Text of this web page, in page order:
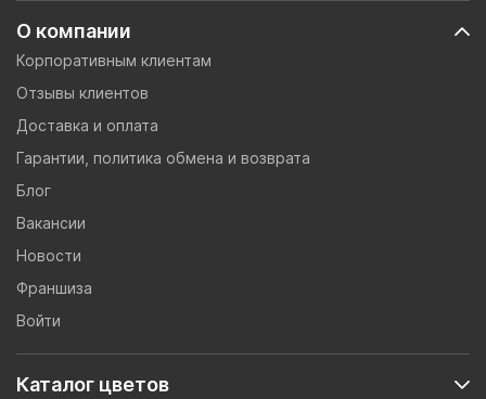
О компании
Корпоративным клиентам
Отзывы клиентов
Доставка и оплата
Гарантии, политика обмена и возврата
Блог
Вакансии
Новости
Франшиза
Войти
Каталог цветов